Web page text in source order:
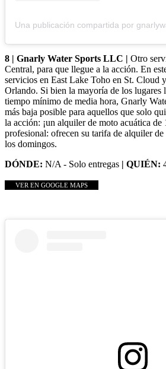
8 | Gnarly Water Sports LLC | Otro
Central, para que llegue a la acción. En
servicios en East Lake Toho en St. Cloud
Orlando. Si bien la mayoría de los lugares
tiempo mínimo de media hora, Gnarly
más baja posible para aquellos que solo
la acción: ¡un alquiler de moto acuática
profesional: ofrecen su tarifa de alquiler de
los domingos.
DÓNDE: N/A - Solo entregas | QUIÉN:
VER EN GOOGLE MAPS